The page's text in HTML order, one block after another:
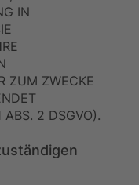
IN
ZUM ZWECKE
ABS. 2 DSGVO).